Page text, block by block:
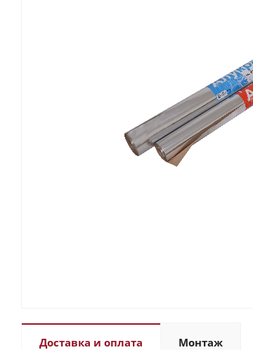
Доставка и оплата Монтаж